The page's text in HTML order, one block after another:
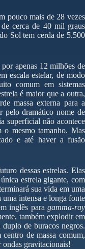
pouco mais de 28 vezes
cerca de 40 mil graus
Sol tem cerda de 5.500
por apenas 12 milhões de
escala estelar, de modo
comum em sistemas
é maior que a outra,
massa externa para a
pelo dramático nome de
superficial não acontece
o mesmo tamanho. Mas
e até haver a fusão
dessas estrelas. Elas
estrela gigante, com
sua vida em uma
intensa e longa fonte
inglês para gamma-ray
também explodir em
de buracos negros.
de massa comum,
ondas gravitacionais!